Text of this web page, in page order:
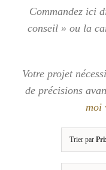
Commandez ici
conseil » ou la
Votre projet
de précisions
moi
Trier par